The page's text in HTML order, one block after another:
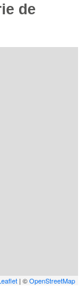
de
| ©OpenStreetMap